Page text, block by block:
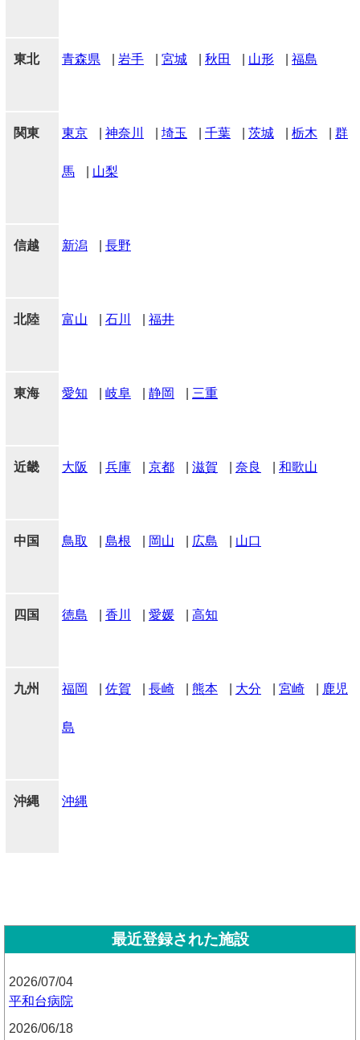
東北 青森県 岩手 宮城 秋田 山形 福島
関東 東京 神奈川 埼玉 千葉 茨城 栃木 群
馬 山梨
信越 新潟 長野
北陸 富山 石川 福井
東海 愛知 岐阜 静岡 三重
近畿 大阪 兵庫 京都 滋賀 奈良 和歌山
中国 鳥取 島根 岡山 広島 山口
四国 徳島 香川 愛媛 高知
九州 福岡 佐賀 長崎 熊本 大分 宮崎 鹿児
島
沖縄 沖縄
最近登録された施設
2026/07/04
平和台病院
2026/06/18